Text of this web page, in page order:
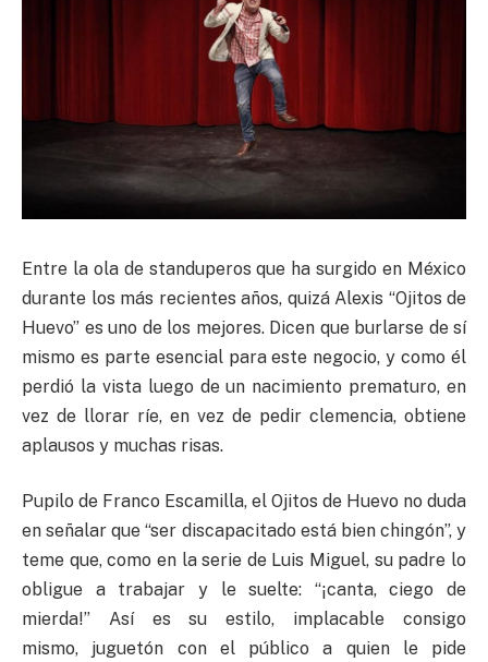
Entre la ola de standuperos que ha surgido en México
durante los más recientes años, quizá Alexis “Ojitos de
Huevo” es uno de los mejores. Dicen que burlarse de sí
mismo es parte esencial para este negocio, y como él
perdió la vista luego de un nacimiento prematuro, en
vez de llorar ríe, en vez de pedir clemencia, obtiene
aplausos y muchas risas.
Pupilo de Franco Escamilla, el Ojitos de Huevo no duda
en señalar que “ser discapacitado está bien chingón”, y
teme que, como en la serie de Luis Miguel, su padre lo
obligue a trabajar y le suelte: “¡canta, ciego de
mierda!” Así es su estilo, implacable consigo
mismo, juguetón con el público a quien le pide